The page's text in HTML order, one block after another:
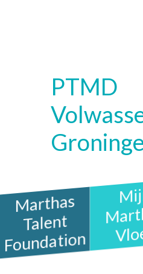
PTMD
Marthas
Talent
Foundation